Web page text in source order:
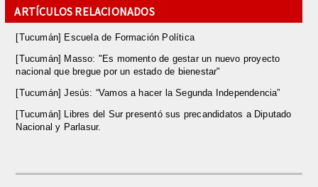
ARTÍCULOS RELACIONADOS
[Tucumán] Escuela de Formación Política
[Tucumán] Masso: "Es momento de gestar un nuevo proyecto
nacional que bregue por un estado de bienestar"
[Tucumán] Jesús: “Vamos a hacer la Segunda Independencia”
[Tucumán] Libres del Sur presentó sus precandidatos a Diputado
Nacional y Parlasur.